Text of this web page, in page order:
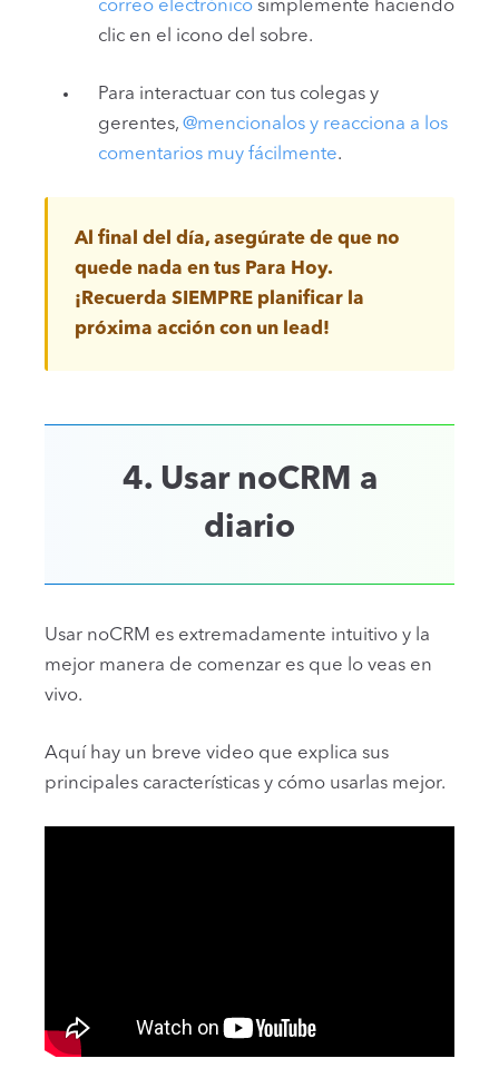
correo electrónico simplemente haciendo
clic en el icono del sobre.
Para interactuar con tus colegas y
gerentes, @mencionalos y reacciona a los
comentarios muy fácilmente.
Al final del día, asegúrate de que no
quede nada en tus Para Hoy.
¡Recuerda SIEMPRE planificar la
próxima acción con un lead!
4. Usar noCRM a
diario
Usar noCRM es extremadamente intuitivo y la
mejor manera de comenzar es que lo veas en
vivo.
Aquí hay un breve video que explica sus
principales características y cómo usarlas mejor.